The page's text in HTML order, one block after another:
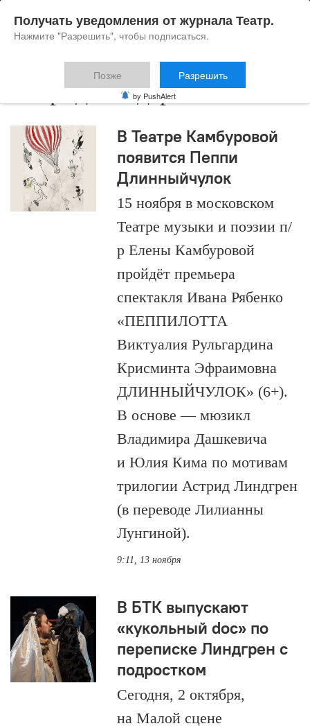
Астрид Линдгрен
В Театре Камбуровой
появится Пеппи
Длинныйчулок
15 ноября в московском
Театре музыки и поэзии п/
р Елены Камбуровой
пройдёт премьера
спектакля Ивана Рябенко
«ПЕППИЛОТТА
Виктуалия Рульгардина
Крисминта Эфраимовна
ДЛИННЫЙЧУЛОК» (6+).
В основе — мюзикл
Владимира Дашкевича
и Юлия Кима по мотивам
трилогии Астрид Линдгрен
(в переводе Лилианны
Лунгиной).
9:11, 13 ноября
В БТК выпускают
«кукольный doc» по
переписке Линдгрен с
подростком
Сегодня, 2 октября,
на Малой сцене
Получать уведомления от журнала Театр.
Нажмите "Разрешить", чтобы подписаться.
Позже Разрешить
by PushAlert